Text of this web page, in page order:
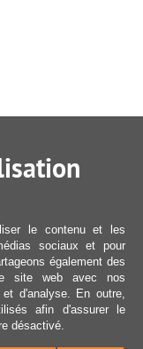
le contenu et les
sociaux et pour
également des
site web avec nos
d'analyse. En outre,
afin d'assurer le
désactivé.